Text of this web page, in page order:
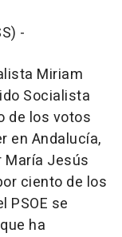
-
Miriam
Socialista
de los votos
en Andalucía,
María Jesús
ciento de los
PSOE se
ha